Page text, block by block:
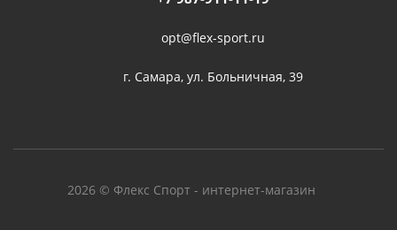
opt@flex-sport.ru
г. Самара, ул. Больничная, 39
2026 © Флекс Спорт - интернет-магазин